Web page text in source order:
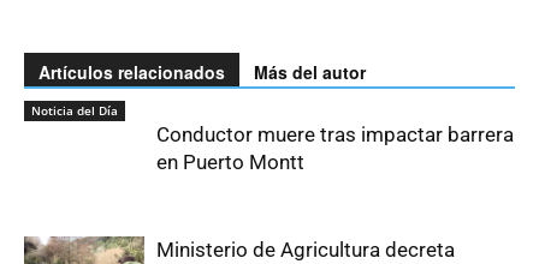
Artículos relacionados Más del autor
Noticia del Día
Conductor muere tras impactar barrera
en Puerto Montt
Ministerio de Agricultura decreta